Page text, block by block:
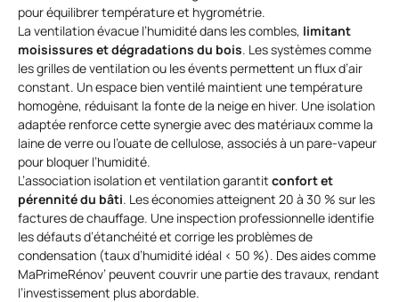
pour équilibrer température et hygrométrie.
La ventilation évacue l’humidité dans les combles, limitant
moisissures et dégradations du bois. Les systèmes comme
les grilles de ventilation ou les évents permettent un flux d’air
constant. Un espace bien ventilé maintient une température
homogène, réduisant la fonte de la neige en hiver. Une isolation
adaptée renforce cette synergie avec des matériaux comme la
laine de verre ou l’ouate de cellulose, associés à un pare-vapeur
pour bloquer l’humidité.
L’association isolation et ventilation garantit confort et
pérennité du bâti. Les économies atteignent 20 à 30 % sur les
factures de chauffage. Une inspection professionnelle identifie
les défauts d’étanchéité et corrige les problèmes de
condensation (taux d’humidité idéal < 50 %). Des aides comme
MaPrimeRénov’ peuvent couvrir une partie des travaux, rendant
l’investissement plus abordable.